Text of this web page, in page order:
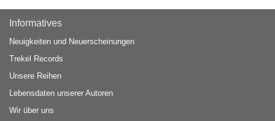
Informatives
Neuigkeiten und Neuerscheinungen
Trekel Records
Unsere Reihen
Lebensdaten unserer Autoren
Wir über uns